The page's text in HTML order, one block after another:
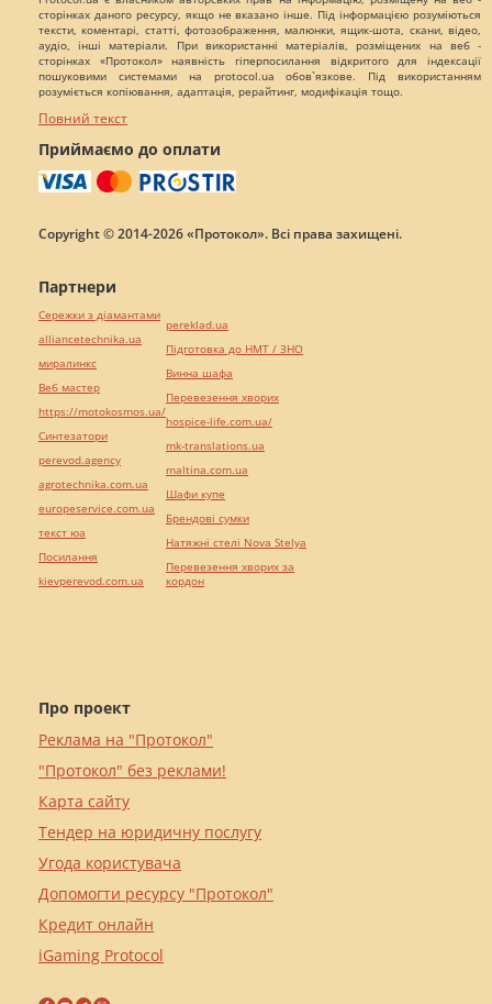
сторінках даного ресурсу, якщо не вказано інше. Під інформацією розуміються
тексти, коментарі, статті, фотозображення, малюнки, ящик-шота, скани, відео,
аудіо, інші матеріали. При використанні матеріалів, розміщених на веб -
сторінках «Протокол» наявність гіперпосилання відкритого для індексації
пошуковими системами на protocol.ua обов`язкове. Під використанням
розуміється копіювання, адаптація, рерайтинг, модифікація тощо.
Повний текст
Приймаємо до оплати
Copyright © 2014-2026 «Протокол». Всі права захищені.
Про проект
Реклама на "Протокол"
"Протокол" без реклами!
Карта сайту
Тендер на юридичну послугу
Угода користувача
Допомогти ресурсу "Протокол"
Кредит онлайн
iGaming Protocol
Партнери
Сережки з діамантами
alliancetechnika.ua
миралинкс
Веб мастер
https://motokosmos.ua/
Синтезатори
perevod.agency
agrotechnika.com.ua
europeservice.com.ua
текст юа
Посилання
kievperevod.com.ua
pereklad.ua
Підготовка до НМТ / ЗНО
Винна шафа
Перевезення хворих
hospice-life.com.ua/
mk-translations.ua
maltina.com.ua
Шафи купе
Брендові сумки
Натяжні стелі Nova Stelya
Перевезення хворих за
кордон